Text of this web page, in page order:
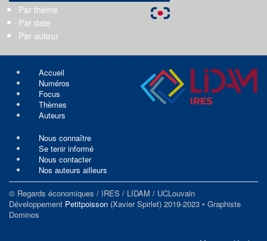
Par thème
Par date
Par auteur
Accueil
Numéros
Focus
Thèmes
Auteurs
Nous connaître
Se tenir informé
Nous contacter
Nos auteurs ailleurs
© Regards économiques / IRES / LIDAM / UCLouvain
Développement Petitpoisson (Xavier Spirlet) 2019-2023 • Graphiste
Dominos